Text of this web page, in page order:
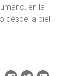
en la
desde la piel